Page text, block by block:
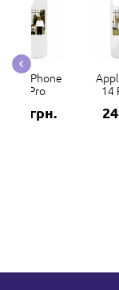
iPhone
14 Pro
248 грн.
14